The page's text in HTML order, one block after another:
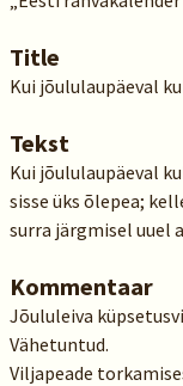
Title
Kui jõululaupäeval
Tekst
Kui jõululaupäeval
sisse üks õlepea;
surra järgmisel uuel
Kommentaar
Jõululeiva
Vähetuntud.
Viljapeade